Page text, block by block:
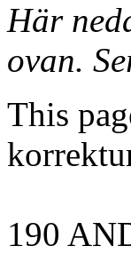
Här
ovan.
This
190